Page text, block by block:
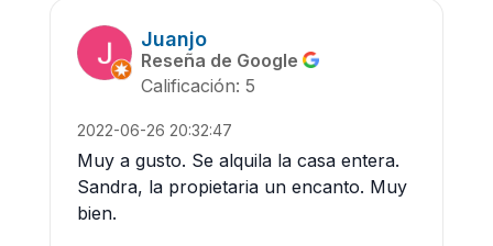
Juanjo
Reseña de Google
Calificación: 5
2022-06-26 20:32:47
Muy a gusto. Se alquila la casa entera.
Sandra, la propietaria un encanto. Muy
bien.